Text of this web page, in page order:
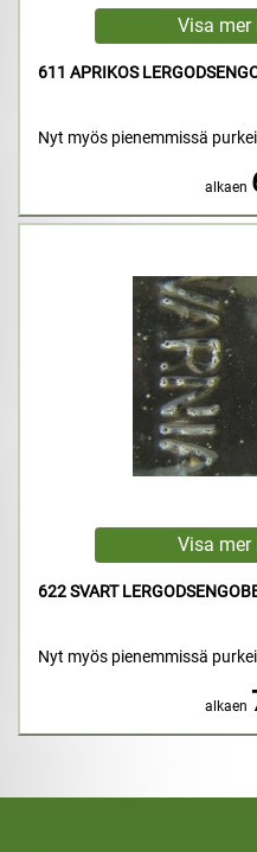
611 APRIKOS
Nyt myös pienemmissä
alkaen
622 SVART
Nyt myös pienemmissä
alkaen